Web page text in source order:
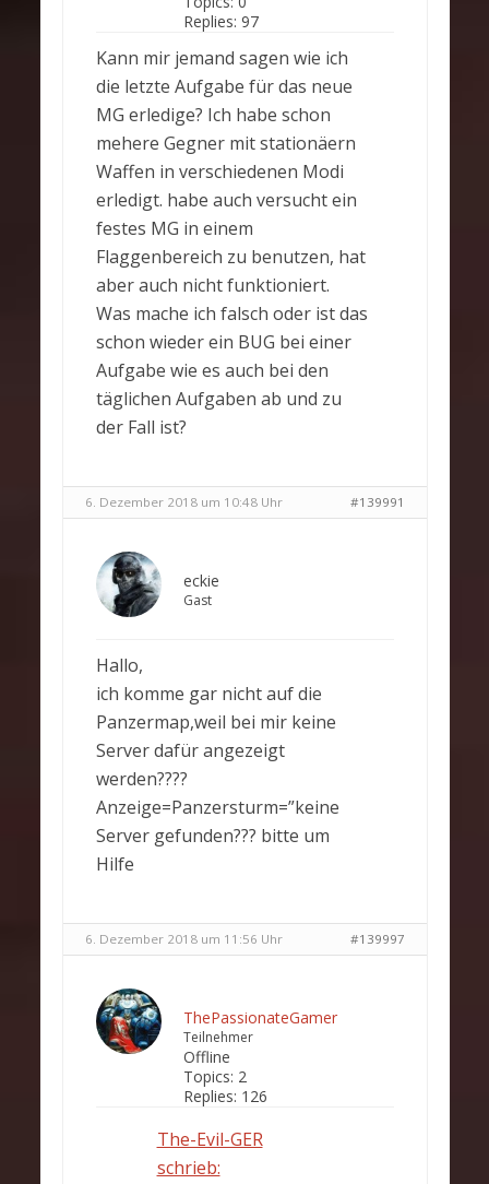
Replies: 97
Kann mir jemand sagen wie ich
die letzte Aufgabe für das neue
MG erledige? Ich habe schon
mehere Gegner mit stationäern
Waffen in verschiedenen Modi
erledigt. habe auch versucht ein
festes MG in einem
Flaggenbereich zu benutzen, hat
aber auch nicht funktioniert.
Was mache ich falsch oder ist das
schon wieder ein BUG bei einer
Aufgabe wie es auch bei den
täglichen Aufgaben ab und zu
der Fall ist?
6. Dezember 2018 um 10:48 Uhr #139991
eckie
Gast
Hallo,
ich komme gar nicht auf die
Panzermap,weil bei mir keine
Server dafür angezeigt
werden????
Anzeige=Panzersturm=”keine
Server gefunden??? bitte um
Hilfe
6. Dezember 2018 um 11:56 Uhr #139997
ThePassionateGamer
Teilnehmer
Offline
Topics: 2
Replies: 126
The-Evil-GER
schrieb: